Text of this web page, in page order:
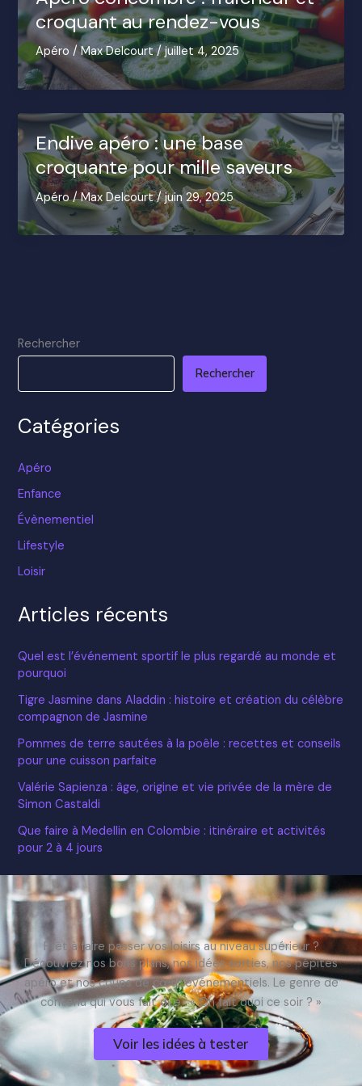
croquant au rendez-vous
Apéro /Max Delcourt/juillet 4, 2025
Endive apéro : une base
croquante pour mille saveurs
Apéro/Max Delcourt/juin 29, 2025
Rechercher
Rechercher
Catégories
Apéro
Enfance
Évènementiel
Lifestyle
Loisir
Articles récents
Quel est l’événement sportif le plus regardé au monde et
pourquoi
Tigre Jasmine dans Aladdin : histoire et création du célèbre
compagnon de Jasmine
Pommes de terre sautées à la poêle : recettes et conseils
pour une cuisson parfaite
Valérie Sapienza : âge, origine et vie privée de la mère de
Simon Castaldi
Que faire à Medellin en Colombie : itinéraire et activités
pour 2 à 4 jours
Prêt à faire passer vos loisirs au niveau supérieur ?
Découvrez nos bons plans, nos idées sorties, nos pépites
apéro et nos coups de cœur événementiels. Le genre de
contenu qui vous fait dire : « On fait quoi ce soir ? »
Voir les idées à tester